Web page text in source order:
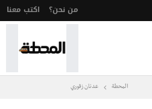
من نحن؟ اكتب معنا
المحطة عدنان زقوري